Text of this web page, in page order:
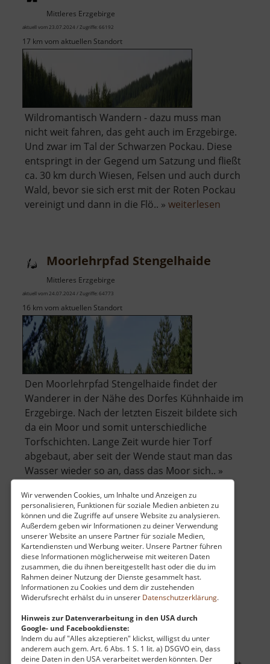
Wir verwenden Cookies, um Inhalte und Anzeigen zu
personalisieren, Funktionen für soziale Medien anbieten zu
können und die Zugriffe auf unsere Website zu analysieren.
Außerdem geben wir Informationen zu deiner Verwendung
unserer Website an unsere Partner für soziale Medien,
Kartendiensten und Werbung weiter. Unsere Partner führen
diese Informationen möglicherweise mit weiteren Daten
zusammen, die du ihnen bereitgestellt hast oder die du im
Rahmen deiner Nutzung der Dienste gesammelt hast.
Informationen zu Cookies und dem dir zustehenden
Widerufsrecht erhälst du in unserer Datenschutzerklärung.
Hinweis zur Datenverarbeitung in den USA durch
Google- und Facebookdienste:
Indem du auf "Alles akzeptieren" klickst, willigst du unter
anderem auch gem. Art. 6 Abs. 1 S. 1 lit. a) DSGVO ein, dass
deine Daten in den USA verarbeitet werden könnten. Der
Mittleres Erzgebirge
aktuell vom 23.07.2024 / Zugriffe: 66192
17 km vom aktuellen Standort
Wildromantisch Wandern - dazu muss man
nicht weit fahren, das geht auch im Erzgebirge.
Und zwar im Tal der Schwarzen Pockau. Diese
entspringt in der Gegend um Satzung und fließt
ca. 30 km durch Wiesen, Felsen und auch durch
Wald, bevor sie sich erst mit der Roten Pockau
vereinigt und dann in die Flö.. » weiterlesen
Moorlehrpfad Stengelhaide
Mittleres Erzgebirge
aktuell vom 24.07.2024 / Zugriffe: 64773
16 km vom aktuellen Standort
Den Moorlehrpfad Stengelhaide findet der
Wanderer in der Nähe des Dorfes Kühnhaide im
Erzgebirge. Nach der letzten Eiszeit bildete sich
da ein Moor und somit unterschiedliche
Torfschichten. Lange Zeit wurde hier Torf
abgebaut, aber seit der Wende staut man das
Wasser wieder so an, dass das Moor sich.. »
weiterlesenüber
Moorlehrpfad
Stengelhaide
Waldbad Rätzteich
Mittleres Erzgebirge
aktuell vom 21.05.2026 / Zugriffe: 44916
13 km vom aktuellen Standort